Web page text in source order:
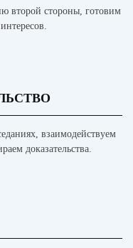
второй стороны, готовим
взаимодействуем
доказательства.